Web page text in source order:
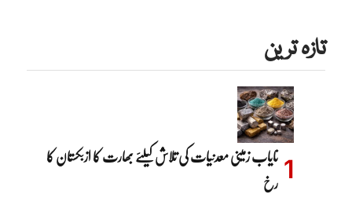
تازہ ترین
نایاب زمینی معدنیات کی تلاش کیلئے بھارت کا ازبکستان کا
رخ